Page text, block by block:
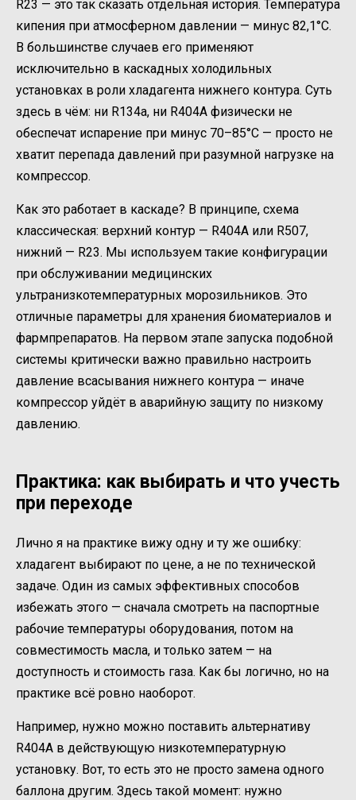
R23 — это так сказать отдельная история. Температура
кипения при атмосферном давлении — минус 82,1°C.
В большинстве случаев его применяют
исключительно в каскадных холодильных
установках в роли хладагента нижнего контура. Суть
здесь в чём: ни R134a, ни R404A физически не
обеспечат испарение при минус 70–85°C — просто не
хватит перепада давлений при разумной нагрузке на
компрессор.
Как это работает в каскаде? В принципе, схема
классическая: верхний контур — R404A или R507,
нижний — R23. Мы используем такие конфигурации
при обслуживании медицинских
ультранизкотемпературных морозильников. Это
отличные параметры для хранения биоматериалов и
фармпрепаратов. На первом этапе запуска подобной
системы критически важно правильно настроить
давление всасывания нижнего контура — иначе
компрессор уйдёт в аварийную защиту по низкому
давлению.
Практика: как выбирать и что учесть
при переходе
Лично я на практике вижу одну и ту же ошибку:
хладагент выбирают по цене, а не по технической
задаче. Один из самых эффективных способов
избежать этого — сначала смотреть на паспортные
рабочие температуры оборудования, потом на
совместимость масла, и только затем — на
доступность и стоимость газа. Как бы логично, но на
практике всё ровно наоборот.
Например, нужно можно поставить альтернативу
R404A в действующую низкотемпературную
установку. Вот, то есть это не просто замена одного
баллона другим. Здесь такой момент: нужно